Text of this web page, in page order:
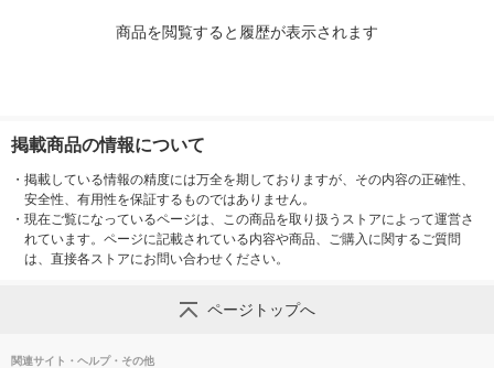
商品を閲覧すると履歴が表示されます
掲載商品の情報について
・ 掲載している情報の精度には万全を期しておりますが、その内容の正確性、
安全性、有用性を保証するものではありません。
・ 現在ご覧になっているページは、この商品を取り扱うストアによって運営さ
れています。ページに記載されている内容や商品、ご購入に関するご質問
は、直接各ストアにお問い合わせください。
ページトップへ
関連サイト・ヘルプ・その他